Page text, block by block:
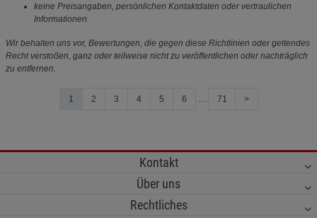
keine Preisangaben, persönlichen Kontaktdaten oder vertraulichen
Informationen.
Wir behalten uns vor, Bewertungen, die gegen diese Richtlinien oder geltendes
Recht verstoßen, ganz oder teilweise nicht zu veröffentlichen oder nachträglich
zu entfernen.
1 2 3 4 5 6 .... 71 >
Kontakt
Über uns
Rechtliches